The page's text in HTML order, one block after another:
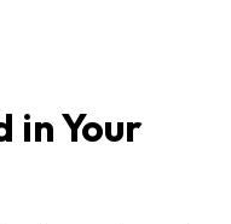
in Your